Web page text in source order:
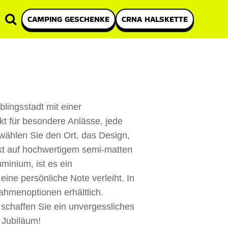
CAMPING GESCHENKE CRNA HALSKETTE
mit einer
für besondere Anlässe, jede
Sie den Ort, das Design,
auf hochwertigem semi-matten
ist es ein
persönliche Note verleiht. In
erhältlich.
Sie ein unvergessliches